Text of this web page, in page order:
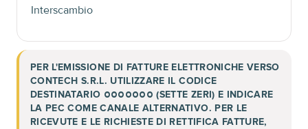
Interscambio
PER L'EMISSIONE DI FATTURE ELETTRONICHE VERSO
CONTECH S.R.L. UTILIZZARE IL CODICE
DESTINATARIO 0000000 (SETTE ZERI) E INDICARE
LA PEC COME CANALE ALTERNATIVO. PER LE
RICEVUTE E LE RICHIESTE DI RETTIFICA FATTURE,